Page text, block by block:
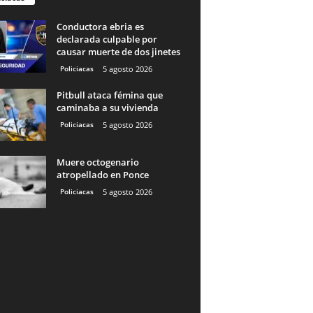
Conductora ebria es
declarada culpable por
causar muerte de dos jinetes
Policiacas 5 agosto 2026
Pitbull ataca fémina que
caminaba a su vivienda
Policiacas 5 agosto 2026
Muere octogenario
atropellado en Ponce
Policiacas 5 agosto 2026